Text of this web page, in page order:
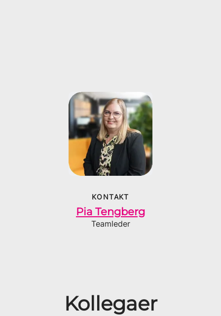
KONTAKT
Pia Tengberg
Teamleder
Kollegaer